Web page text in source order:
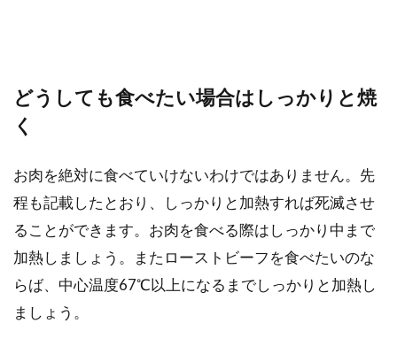
どうしても食べたい場合はしっかりと焼
く
お肉を絶対に食べていけないわけではありません。先
程も記載したとおり、しっかりと加熱すれば死滅させ
ることができます。お肉を食べる際はしっかり中まで
加熱しましょう。またローストビーフを食べたいのな
らば、中心温度67℃以上になるまでしっかりと加熱し
ましょう。